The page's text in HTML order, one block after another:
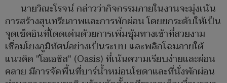
นายวิณะโรจน์ กล่าวว่ากิจกรรมภายในงานจะมุ่งเน้น
การสร้างสุนทรียภาพและการพักผ่อน โดยยกระดับให้เป็น
จุดเช็คอินที่โดดเด่นด้วยการเพิ่มซุ้มทางเข้าที่สวยงาม
เชื่อมโยงภูมิทัศน์อย่างเป็นระบบ และพลิกโฉมภายใต้
แนวคิด "โอเอซิส" (Oasis) ที่เน้นความเรียบง่ายและผ่อน
คลาย มีการจัดพื้นที่บาร์น้ำหม่อนโซดาและที่นั่งพักผ่อน